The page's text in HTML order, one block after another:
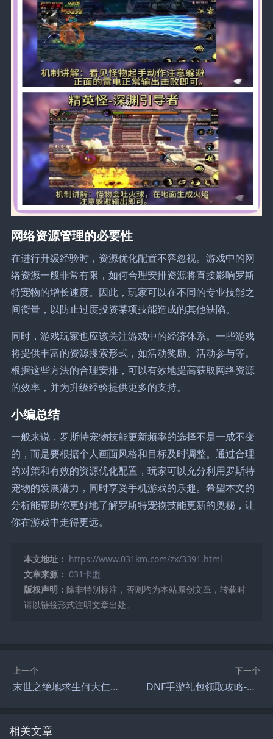
网络资源管理的必要性
在进行升级经验时，资源优化配置不容忽视。游戏中的网
络资源一般非常有限，如何合理安排资源将直接影响罗斯
特宠物的增长速度。因此，玩家可以在不同的专业技能之
间衡量，以防止过度投资某项技能造成的其他缺陷。
同时，游戏玩家也应该关注游戏中的经济体系。一些游戏
将提供丰富的资源搜索形式，如活动奖励、活动参与等。
根据这些方法的合理安排，可以有效地提高获取网络资源
的效率，并为升级经验提供更多的支持。
小编总结
一般来说，罗斯特宠物技能更新频率的选择不是一成不变
的，而是要根据个人画面风格和目标及时调整。通过合理
的对策和有效的资源优化配置，玩家可以充分利用罗斯特
宠物的发展潜力，同时享受手机游戏的乐趣。希望本文的
分析能帮助你更好地了解罗斯特宠物技能更新的奥秘，让
你在游戏中走得更远。
本文地址： https://www.031km.com/zx/3391.html
文章来源： 031卡盟
版权声明： 除非特别标注，否则均为本站原创文章，转载时
请以链接形式注明文章出处。
上一个
末世之绝地求生何大仁完结版-末世之绝地求生何大仁完结版全文阅读
下一个
DNF手游礼包领取攻略-DNF手游新手礼包获取方法及使用技巧
相关文章